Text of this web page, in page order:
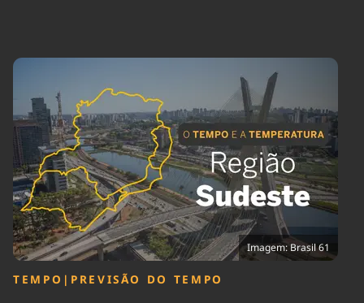
Brasil
Brasil Mineral
Ciência &
Tecnologia
Cinema
Cultura
Economia
Educação
Infraestrutura
Internacional
Meio Ambiente
Podcast
Política
Saúde
Tempo
Imagem: Brasil 61
TEMPO | PREVISÃO DO TEMPO